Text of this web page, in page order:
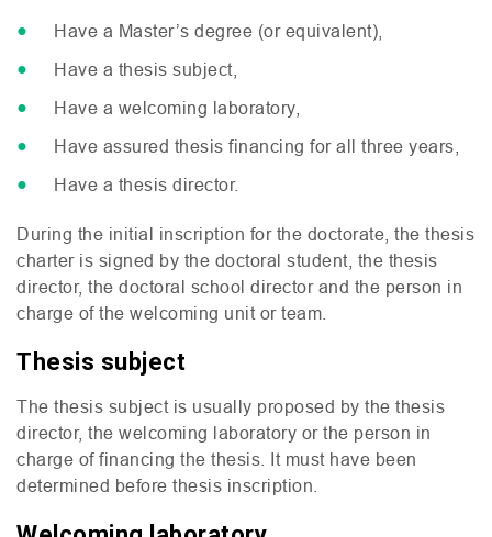
Have a Master’s degree (or equivalent),
Have a thesis subject,
Have a welcoming laboratory,
Have assured thesis financing for all three years,
Have a thesis director.
During the initial inscription for the doctorate, the thesis
charter is signed by the doctoral student, the thesis
director, the doctoral school director and the person in
charge of the welcoming unit or team.
Thesis subject
The thesis subject is usually proposed by the thesis
director, the welcoming laboratory or the person in
charge of financing the thesis. It must have been
determined before thesis inscription.